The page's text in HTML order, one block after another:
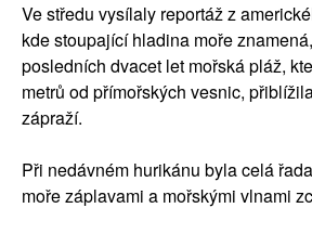
Ve středu vysílaly reportáž z
kde stoupající hladina moře
posledních dvacet let mořská pláž,
metrů od přímořských vesnic,
zápraží.
Při nedávném hurikánu byla celá
moře záplavami a mořskými vlnami